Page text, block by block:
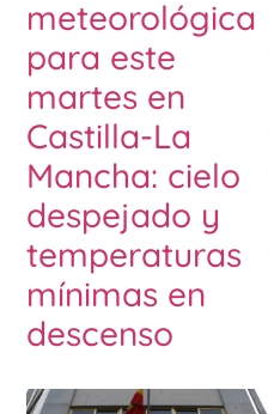
meteorológica
para este
martes en
Castilla-La
Mancha: cielo
despejado y
temperaturas
mínimas en
descenso